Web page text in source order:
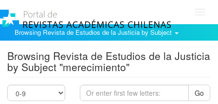
Browsing Revista de Estudios de la Justicia by Subject
Browsing Revista de Estudios de la Justicia
by Subject "merecimiento"
Go